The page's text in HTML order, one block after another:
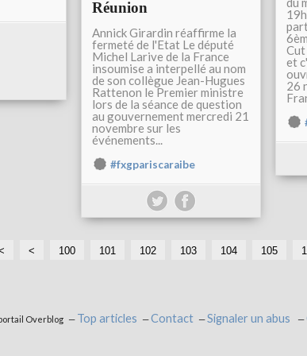
et
26
Réunion
Annick Girardin réaffirme la
fermeté de l'Etat Le député
Michel Larive de la France
insoumise a interpellé au nom
de son collègue Jean-Hugues
Rattenon le Premier ministre
lors de la séance de question
au gouvernement mercredi 21
novembre sur les
événements...
#fxgpariscaraibe
< 100 101 102 103 104 105
Overblog Top articles Contact Signaler un abus